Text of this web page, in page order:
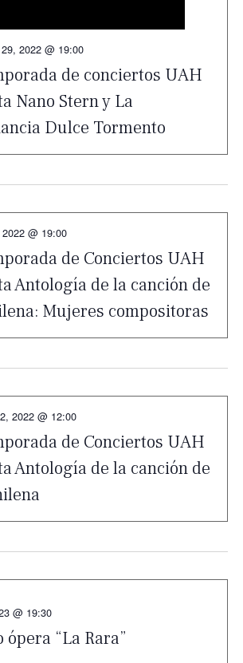
de conciertos UAH
Nano Stern y La
Dulce Tormento
2022 @ 19:00
de Conciertos UAH
Antología de la canción de
Mujeres compositoras
@ 19:00
de Conciertos UAH
Antología de la canción de
2022 @ 12:00
ópera “La Rara”
@ 19:30